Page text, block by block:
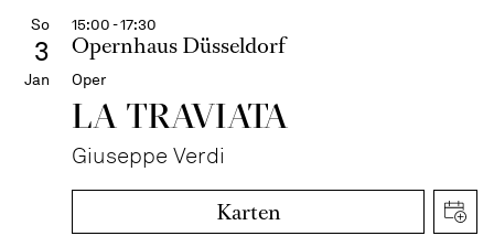
So
3
Jan
15:00 - 17:30
Opernhaus Düsseldorf
Oper
LA TRAVI­ATA
Giuseppe Verdi
Karten